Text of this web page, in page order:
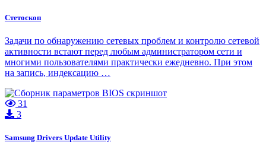
Стетоскоп
Задачи по обнаружению сетевых проблем и контролю сетевой
активности встают перед любым администратором сети и
многими пользователями практически ежедневно. При этом
на запись, индексацию …
31
3
Samsung Drivers Update Utility